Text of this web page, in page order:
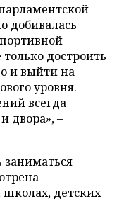
добивалась
только достроить
и выйти на
уровня.
всегда
двора», –
школах, детских